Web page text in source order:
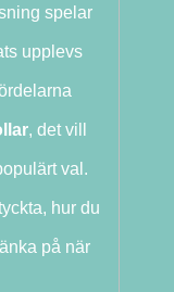
spelar
upplevs
, det vill
val.
hur du
på när